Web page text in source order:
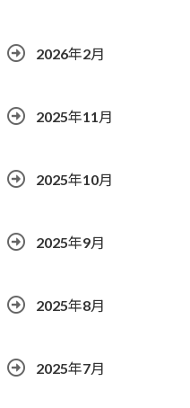
2026年2月
2025年11月
2025年10月
2025年9月
2025年8月
2025年7月